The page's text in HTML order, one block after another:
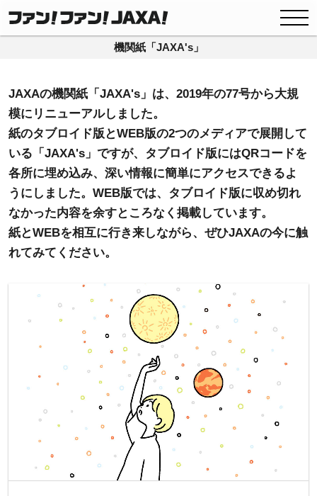
機関紙「JAXA's」
JAXAの機関紙「JAXA's」は、2019年の77号から大規
模にリニューアルしました。
紙のタブロイド版とWEB版の2つのメディアで展開して
いる「JAXA's」ですが、タブロイド版にはQRコードを
各所に埋め込み、深い情報に簡単にアクセスできるよ
うにしました。WEB版では、タブロイド版に収め切れ
なかった内容を余すところなく掲載しています。
紙とWEBを相互に行き来しながら、ぜひJAXAの今に触
れてみてください。